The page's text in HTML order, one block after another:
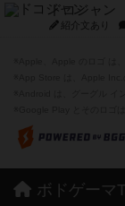
ドコジャン
紹介文あり
ボドゲーマ